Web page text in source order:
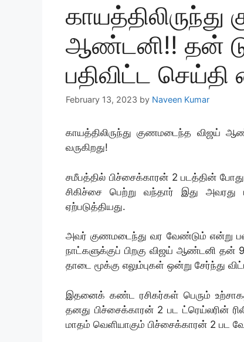
ஆண்டனி!! தன்
பதிவிட்ட செய்தி
February 13, 2023 by Naveen Kumar
காயத்திலிருந்து குணமடைந்த விஜய்
வருகிறது!
சமீபத்தில் பிச்சைக்காரன் 2 படத்தின்
சிகிச்சை பெற்று வந்தார் இது அவரது
ஏற்படுத்தியது.
அவர் குணமடைந்து வர வேண்டும் என்று
நாட்களுக்குப் பிறகு விஜய் ஆண்டனி தன்
தாடை மூக்கு எலும்புகள் ஒன்று சேர்ந்து
இதனைக் கண்ட ரசிகர்கள் பெரும்
தனது பிச்சைக்காரன் 2 பட ட்ரெய்லரின்
மாதம் வெளியாகும் பிச்சைக்காரன் 2 பட